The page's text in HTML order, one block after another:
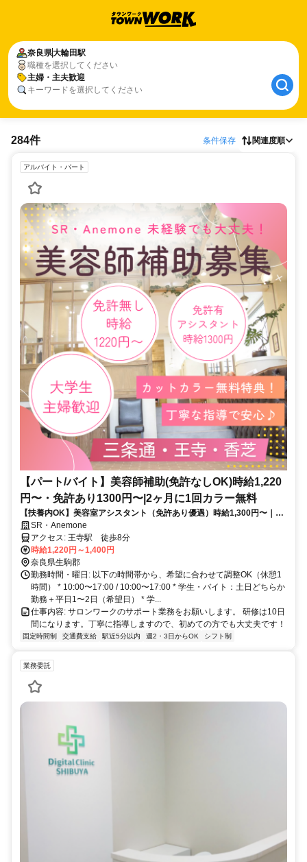
奈良県大輪田駅
職種を選択してください
主婦・主夫歓迎
キーワードを選択してください
284件 条件保存 関連度順
アルバイト・パート
【パート/バイト】美容師補助(免許なしOK)時給1,220
円〜・免許あり1300円〜|2ヶ月に1回カラー無料
【扶養内OK】美容室アシスタント（免許あり優遇）時給1,300円〜｜営
業時間内レッスン
SR・Anemone
アクセス: 王寺駅 徒歩8分
時給1,220円～1,400円
奈良県生駒郡
勤務時間・曜日: 以下の時間帯から、希望に合わせて調整OK（休憩1
時間） * 10:00〜17:00 / 10:00〜17:00 * 学生・バイト：土日どちらか
勤務＋平日1〜2日（希望日） * 学...
仕事内容: サロンワークのサポート業務をお願いします。 研修は10日
間になります。丁寧に指導しますので、初めての方でも大丈夫です！
固定時間制 交通費支給 駅近5分以内 週2・3日からOK シフト制
業務委託